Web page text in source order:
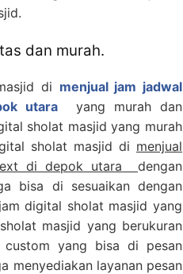
dan murah.
di menjual jam jadwal
utara yang murah dan
sholat masjid yang murah
sholat masjid di menjual
di depok utara
dengan
bisa di sesuaikan dengan
digital sholat masjid yang
masjid yang berukuran
custom yang bisa di pesan
menyediakan layanan pesan